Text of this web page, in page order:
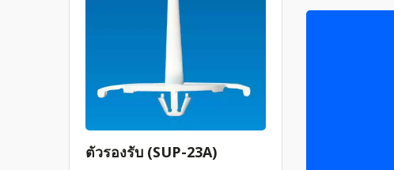
ตัวรองรับ (SUP-23A)